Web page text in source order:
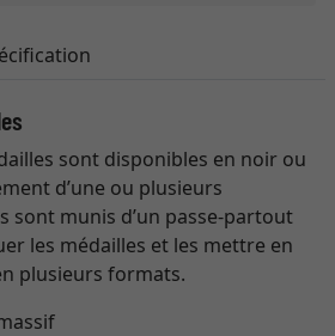
sont disponibles en noir ou
d’une ou plusieurs
sont munis d’un passe-partout
les médailles et les mettre en
plusieurs formats.